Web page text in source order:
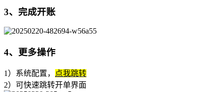
3、完成开账
4、更多操作
1）系统配置，
点我跳转
2）可快速跳转开单界面